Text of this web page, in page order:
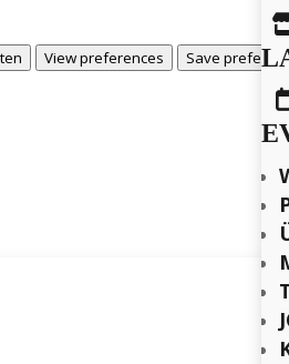
View preferences Save